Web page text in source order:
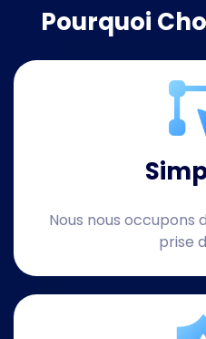
Pourquoi
Nous nous occupons
prise